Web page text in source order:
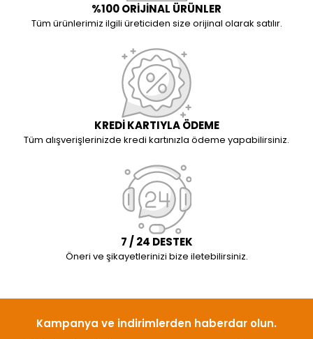
%100 ORİJİNAL ÜRÜNLER
Tüm ürünlerimiz ilgili üreticiden size orijinal olarak satılır.
KREDİ KARTIYLA ÖDEME
Tüm alışverişlerinizde kredi kartınızla ödeme yapabilirsiniz.
7 / 24 DESTEK
Öneri ve şikayetlerinizi bize iletebilirsiniz.
Kampanya ve indirimlerden haberdar olun.